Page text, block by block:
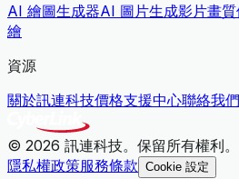
AI 繪圖生成器AI 圖片生成影片畫
繪
資源
關於訊連科技價格支援中心聯絡我們
© 2026 訊連科技。保留所有權利。
隱私權政策服務條款 Cookie 設定